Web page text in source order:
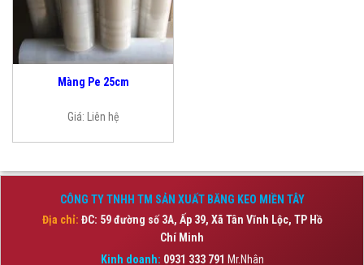
Màng Pe 25cm
Giá: Liên hệ
CÔNG TY TNHH TM SẢN XUẤT BĂNG KEO MIỀN TÂY
Địa chỉ: ĐC: 59 đường số 3A, Ấp 39, Xã Tân Vĩnh Lộc, TP Hồ
Chí Minh
Kinh doanh: 0931 333 791 Mr.Nhân